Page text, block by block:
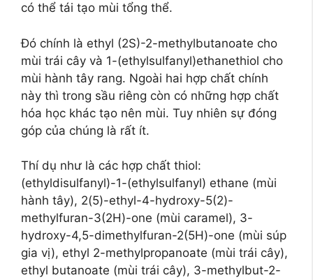
có thể tái tạo mùi tổng thể.
Đó chính là ethyl (2S)-2-methylbutanoate cho
mùi trái cây và 1-(ethylsulfanyl)ethanethiol cho
mùi hành tây rang. Ngoài hai hợp chất chính
này thì trong sầu riêng còn có những hợp chất
hóa học khác tạo nên mùi. Tuy nhiên sự đóng
góp của chúng là rất ít.
Thí dụ như là các hợp chất thiol:
(ethyldisulfanyl)-1-(ethylsulfanyl) ethane (mùi
hành tây), 2(5)-ethyl-4-hydroxy-5(2)-
methylfuran-3(2H)-one (mùi caramel), 3-
hydroxy-4,5-dimethylfuran-2(5H)-one (mùi súp
gia vị), ethyl 2-methylpropanoate (mùi trái cây),
ethyl butanoate (mùi trái cây), 3-methylbut-2-